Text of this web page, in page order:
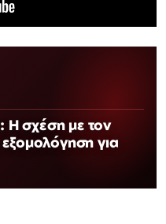
σχέση με τον
για